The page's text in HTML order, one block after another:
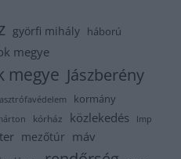
györfi mihály háború
megye
megye Jászberény
kormány
kórház közlekedés lmp
mezőtúr máv